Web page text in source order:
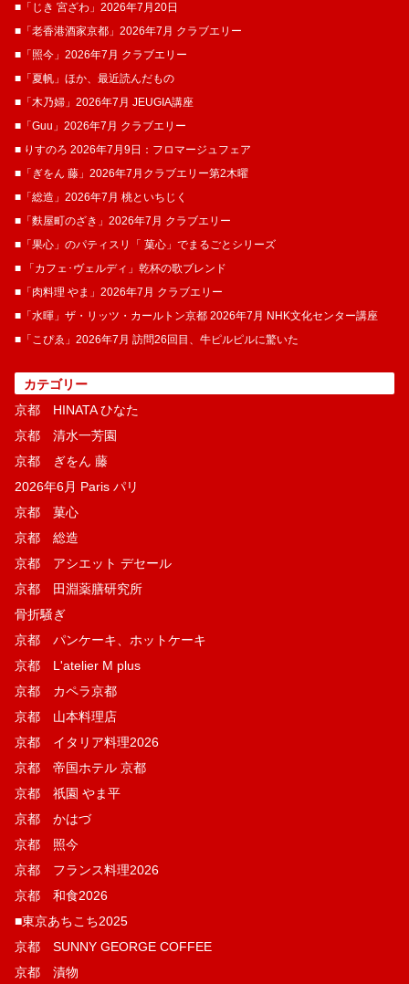
■「じき 宮ざわ」2026年7月20日
■「老香港酒家京都」2026年7月 クラブエリー
■「照今」2026年7月 クラブエリー
■「夏帆」ほか、最近読んだもの
■「木乃婦」2026年7月 JEUGIA講座
■「Guu」2026年7月 クラブエリー
■ りすのろ 2026年7月9日：フロマージュフェア
■「ぎをん 藤」2026年7月クラブエリー第2木曜
■「総造」2026年7月 桃といちじく
■「麩屋町のざき」2026年7月 クラブエリー
■「果心」のパティスリ「 菓​心」でまるごとシリーズ
■ 「カフェ･ヴェルディ」乾杯の歌ブレンド
■「肉料理 やま」2026年7月 クラブエリー
■「水暉」ザ・リッツ・カールトン京都 2026年7月 NHK文化センター講座
■「こぴゑ」2026年7月 訪問26回目、牛ピルピルに驚いた
カテゴリー
京都 HINATA ひなた
京都 清水一芳園
京都 ぎをん 藤
2026年6月 Paris パリ
京都 菓​心
京都 総造
京都 アシエット デセール
京都 田淵薬膳研究所
骨折騒ぎ
京都 パンケーキ、ホットケーキ
京都 L'atelier M plus
京都 カペラ京都
京都 山本料理店
京都 イタリア料理2026
京都 帝国ホテル 京都
京都 祇園 やま平
京都 かはづ
京都 照今
京都 フランス料理2026
京都 和食2026
■東京あちこち2025
京都 SUNNY GEORGE COFFEE
京都 漬物